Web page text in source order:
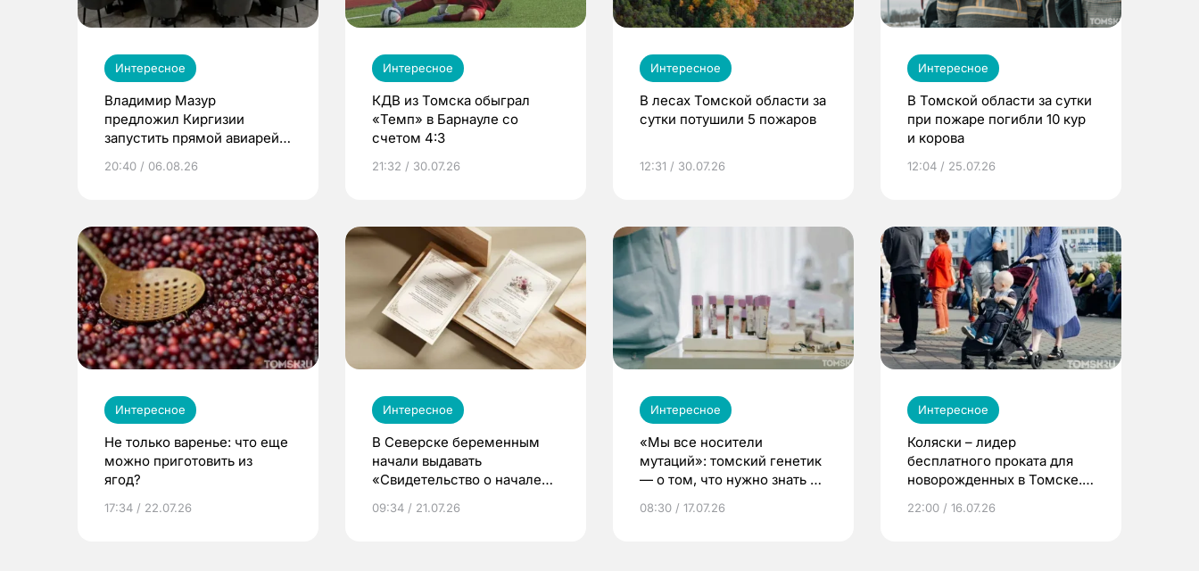
Интересное
Владимир Мазур
предложил Киргизии
запустить прямой авиарейс
20:40 / 06.08.26
Интересное
КДВ из Томска обыграл
«Темп» в Барнауле со
счетом 4:3
21:32 / 30.07.26
Интересное
В лесах Томской области за
сутки потушили 5 пожаров
12:31 / 30.07.26
Интересное
В Томской области за сутки
при пожаре погибли 10 кур
и корова
12:04 / 25.07.26
Интересное
Не только варенье: что еще
можно приготовить из
ягод?
17:34 / 22.07.26
Интересное
В Северске беременным
начали выдавать
«Свидетельство о начале
09:34 / 21.07.26
Интересное
«Мы все носители
мутаций»: томский генетик
— о том, что нужно знать до
08:30 / 17.07.26
Интересное
Коляски – лидер
бесплатного проката для
новорожденных в Томске.
22:00 / 16.07.26